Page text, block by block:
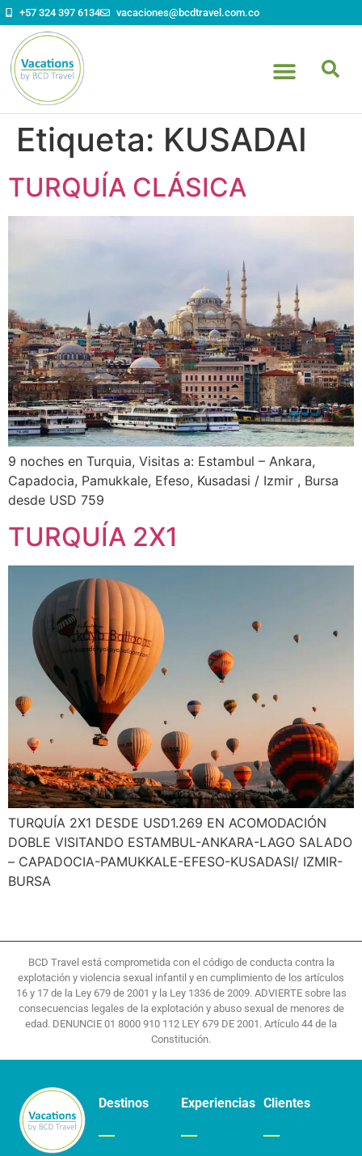
contenido
+57 324 397 6134 vacaciones@bcdtravel.com.co
Etiqueta: KUSADAI
TURQUÍA CLÁSICA
9 noches en Turquia, Visitas a: Estambul – Ankara,
Capadocia, Pamukkale, Efeso, Kusadasi / Izmir , Bursa
desde USD 759
TURQUÍA 2X1
TURQUÍA 2X1 DESDE USD1.269 EN ACOMODACIÓN
DOBLE VISITANDO ESTAMBUL-ANKARA-LAGO SALADO
– CAPADOCIA-PAMUKKALE-EFESO-KUSADASI/ IZMIR-
BURSA
BCD Travel está comprometida con el código de conducta contra la
explotación y violencia sexual infantil y en cumplimiento de los artículos
16 y 17 de la Ley 679 de 2001 y la Ley 1336 de 2009. ADVIERTE sobre las
consecuencias legales de la explotación y abuso sexual de menores de
edad. DENUNCIE 01 8000 910 112 LEY 679 DE 2001. Artículo 44 de la
Constitución.
Destinos Experiencias Clientes